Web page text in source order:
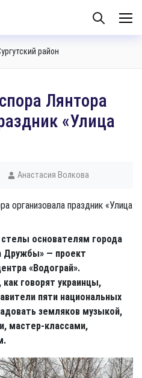
район
Лянтора
«Улица
Анастасия Волкова
основателям города
Дружбы» — проект
«Водограй».
говорят украинцы,
пяти национальных
земляков музыкой,
мастер-классами,